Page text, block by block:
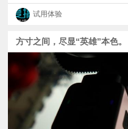
试用体验
方寸之间，尽显“英雄”本色。